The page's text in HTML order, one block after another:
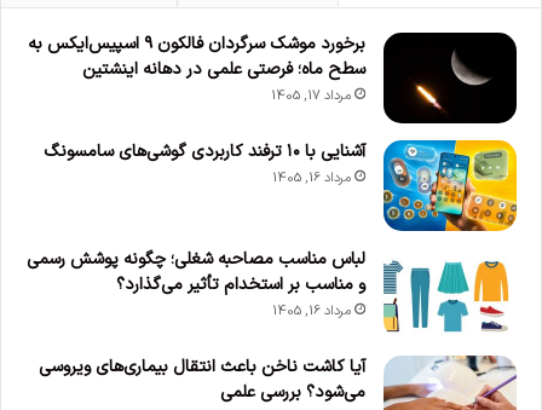
برخورد موشک سرگردان فالکون ۹ اسپیس‌ایکس به
سطح ماه؛ فرصتی علمی در دهانه اینشتین
مرداد 17, 1405
آشنایی با ۱۰ ترفند کاربردی گوشی‌های سامسونگ
مرداد 16, 1405
لباس مناسب مصاحبه شغلی؛ چگونه پوشش رسمی
و مناسب بر استخدام تأثیر می‌گذارد؟
مرداد 16, 1405
آیا کاشت ناخن باعث انتقال بیماری‌های ویروسی
می‌شود؟ بررسی علمی